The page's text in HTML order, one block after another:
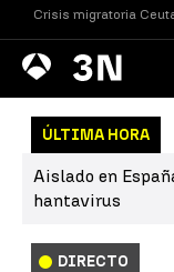
Crisis migratoria
Antena
3 Noticias
ÚLTIMA HORA
Aislado en
hantavirus
DIRECTO